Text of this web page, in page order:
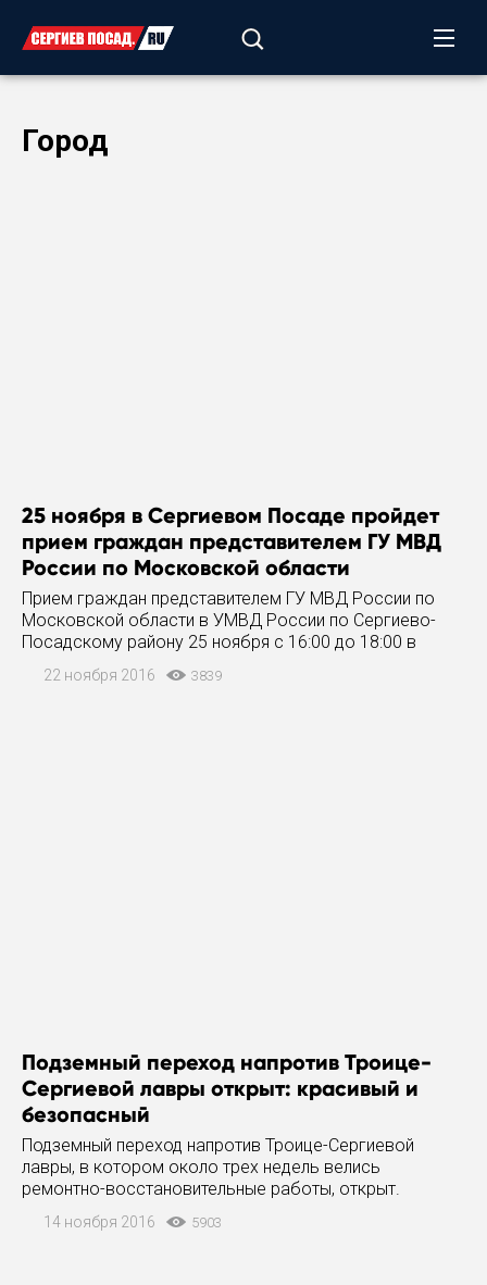
Город
25 ноября в Сергиевом Посаде пройдет
прием граждан представителем ГУ МВД
России по Московской области
Прием граждан представителем ГУ МВД России по
Московской области в УМВД России по Сергиево-
Посадскому району 25 ноября с 16:00 до 18:00 в
здании УМВД России по Сергиево-Посадскому району
будет осуществляться прием граждан заместителем
22 ноября 2016 3839
Подземный переход напротив Троице-
Сергиевой лавры открыт: красивый и
безопасный
Подземный переход напротив Троице-Сергиевой
лавры, в котором около трех недель велись
ремонтно-восстановительные работы, открыт.
Переход за это время очистили от незаконных
торговых конструкции, художники оформили стены, а
14 ноября 2016 5903